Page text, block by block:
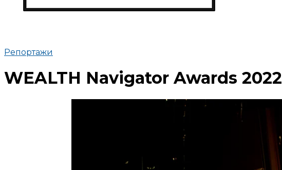
Репортажи
WEALTH Navigator Awards 2022